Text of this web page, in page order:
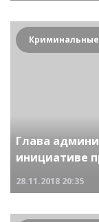
Глава
инициативе
28.11.2018 20:35